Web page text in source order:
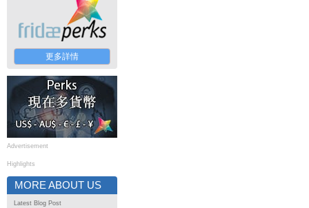
更多詳情
Advertisement
Highlights
MORE ABOUT US
Latest Blog Post